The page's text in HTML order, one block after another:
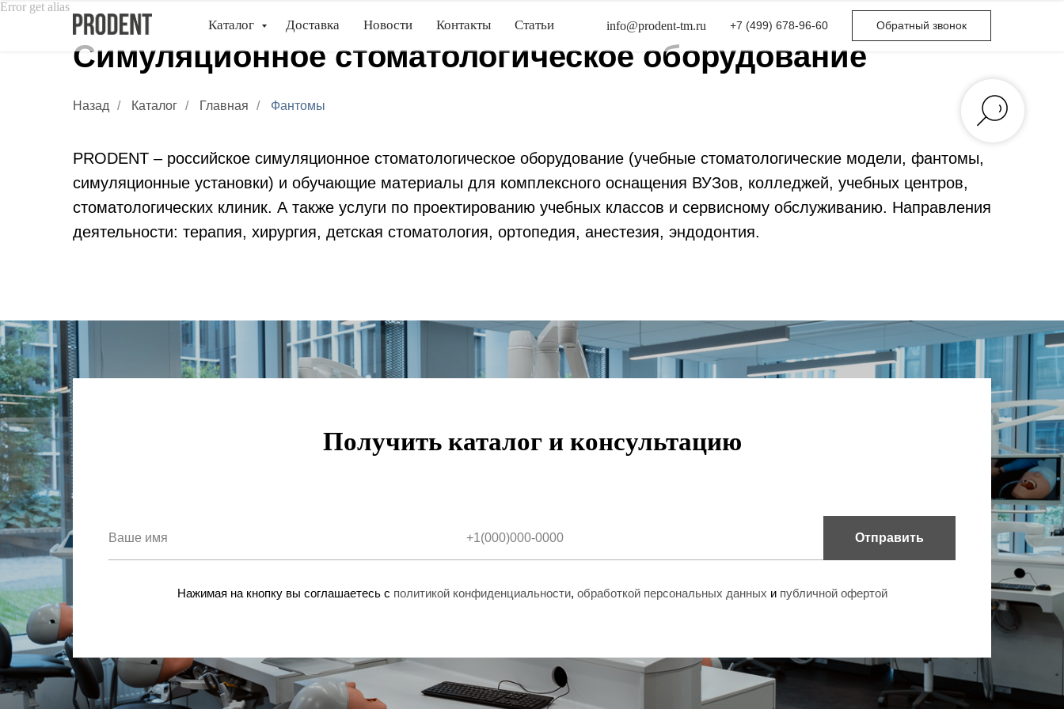
Каталог Доставка Новости Контакты Статьи info@prodent-tm.ru +7 (499) 678-96-60 Обратный звонок
Error get alias
Симуляционное стоматологическое оборудование
Назад / Каталог / Главная / Фантомы
PRODENT – российское симуляционное стоматологическое оборудование (учебные стоматологические модели, фантомы,
симуляционные установки) и обучающие материалы для комплексного оснащения ВУЗов, колледжей, учебных центров,
стоматологических клиник. А также услуги по проектированию учебных классов и сервисному обслуживанию. Направления
деятельности: терапия, хирургия, детская стоматология, ортопедия, анестезия, эндодонтия.
Получить каталог и консультацию
Отправить
Нажимая на кнопку вы соглашаетесь с политикой конфиденциальности, обработкой персональных данных и публичной офертой
правильным строением для правильного ориентирования при
В области проведения инъекций при туберальной и
мандибулярной анестезии модель содержит ёмкости с
красящим веществом, имитирующим кровь.
Шприц и набор игл входят в комплект.